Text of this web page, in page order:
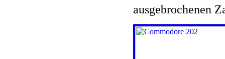
ausgebrochenen